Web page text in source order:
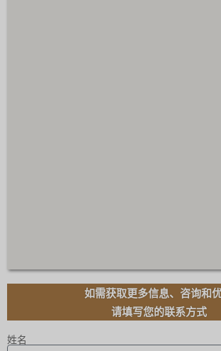
如需获取更多信息、咨询和
请填写您的联系方式
姓名